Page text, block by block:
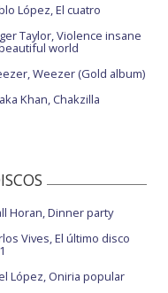
López, El cuatro
Taylor, Violence insane
world
Weezer (Gold album)
Khan, Chakzilla
Horan, Dinner party
Vives, El último disco
López, Oniria popular